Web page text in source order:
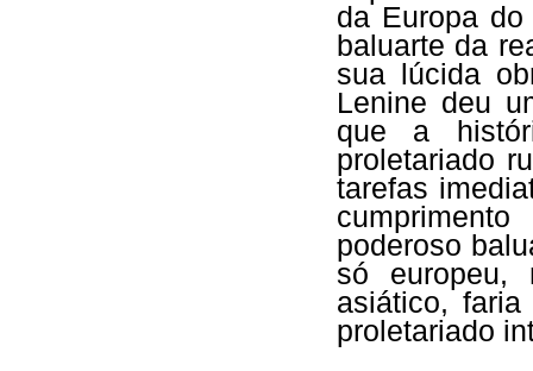
da Europa
baluarte da
sua lúcida
Lenine deu
que a
proletariado
tarefas
poderoso
só europeu,
asiático,
proletariado